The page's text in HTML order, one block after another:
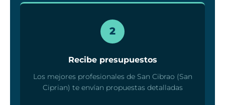
2
Recibe presupuestos
Los mejores profesionales de San Cibrao (San
Ciprian) te envían propuestas detalladas